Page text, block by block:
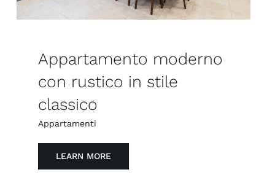
Appartamento moderno
con rustico in stile
classico
Appartamenti
LEARN MORE